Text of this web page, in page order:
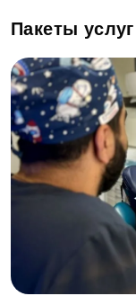
Пакеты